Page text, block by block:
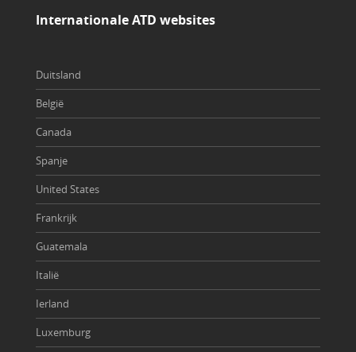
Internationale ATD websites
Duitsland
België
Canada
Spanje
United States
Frankrijk
Guatemala
Italië
Ierland
Luxemburg